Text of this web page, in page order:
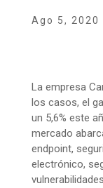
Ago 5, 2020
La empresa
los casos, el
un 5,6% este
mercado
endpoint,
electrónico,